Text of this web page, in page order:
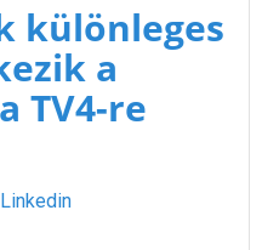
különleges
a
TV4-re
Linkedin